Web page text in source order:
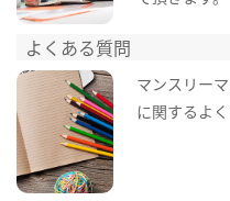
よくある質問
マンスリー
に関するよ